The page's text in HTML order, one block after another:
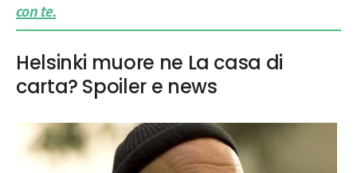
con te.
Helsinki muore ne La casa di
carta? Spoiler e news